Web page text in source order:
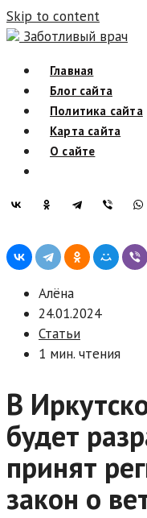
Skip to content
Заботливый врач
Главная
Блог сайта
Политика сайта
Карта сайта
О сайте
Алёна
24.01.2024
Статьи
1 мин. чтения
В
будет
принят
закон о